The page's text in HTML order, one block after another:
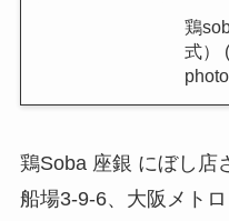
鶏
式）
鶏Soba 座銀 にぼし店
船場3-9-6、大阪メト